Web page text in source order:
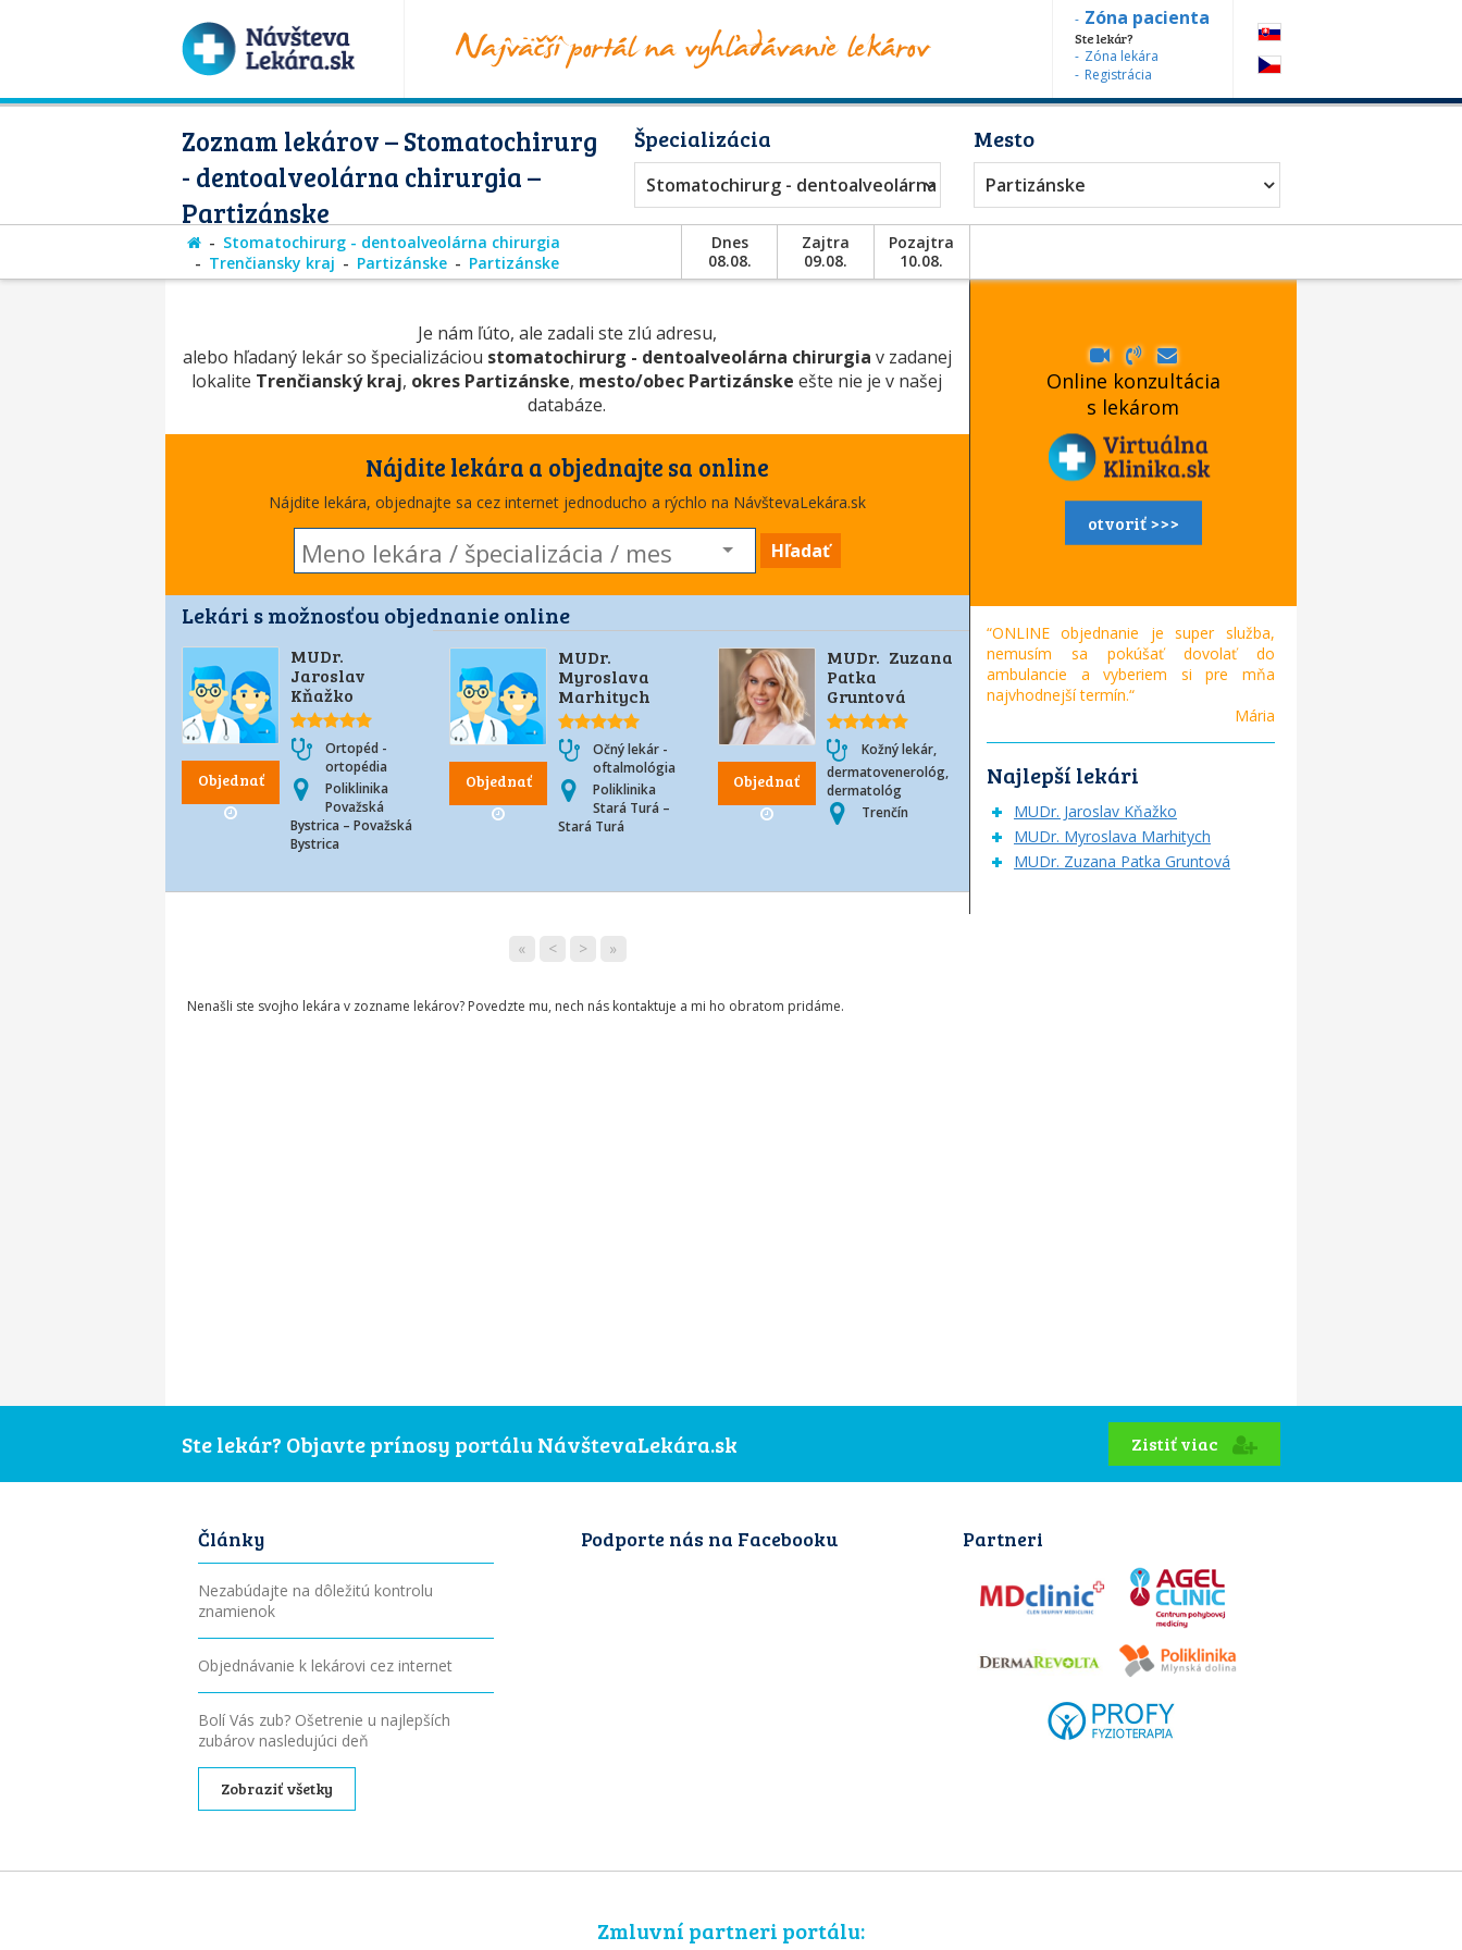
Zóna pacienta
Ste lekár?
Zóna lekára
Registrácia
Zoznam lekárov – Stomatochirurg
- dentoalveolárna chirurgia –
Partizánske
Špecializácia
Stomatochirurg - dentoalveolárna chirurgia
Mesto
Partizánske
Stomatochirurg - dentoalveolárna chirurgia
Trenčiansky kraj
Partizánske Partizánske
Dnes
08.08.
Zajtra
09.08.
Pozajtra
10.08.
Je nám ľúto, ale zadali ste zlú adresu,
alebo hľadaný lekár so špecializáciou stomatochirurg - dentoalveolárna chirurgia v zadanej
lokalite Trenčianský kraj, okres Partizánske, mesto/obec Partizánske ešte nie je v našej
databáze.
Nájdite lekára a objednajte sa online
Nájdite lekára, objednajte sa cez internet jednoducho a rýchlo na NávštevaLekára.sk
Hľadať
Lekári s možnosťou objednanie online
Objednať
MUDr.
Jaroslav
Kňažko
Ortopéd -
ortopédia
Poliklinika
Považská
Bystrica – Považská
Bystrica
Objednať
MUDr.
Myroslava
Marhitych
Očný lekár -
oftalmológia
Poliklinika
Stará Turá –
Stará Turá
Objednať
MUDr. Zuzana
Patka
Gruntová
Kožný lekár,
dermatovenerológ,
dermatológ
Trenčín
« < > »
Nenašli ste svojho lekára v zozname lekárov? Povedzte mu, nech nás kontaktuje a mi ho obratom pridáme.
Online konzultácia
s lekárom
otvoriť >>>
“ONLINE objednanie je super služba,
nemusím sa pokúšať dovolať do
ambulancie a vyberiem si pre mňa
najvhodnejší termín.“
Mária
Najlepší lekári
MUDr. Jaroslav Kňažko
MUDr. Myroslava Marhitych
MUDr. Zuzana Patka Gruntová
Ste lekár? Objavte prínosy portálu NávštevaLekára.sk Zistiť viac
Články
Nezabúdajte na dôležitú kontrolu
znamienok
Objednávanie k lekárovi cez internet
Bolí Vás zub? Ošetrenie u najlepších
zubárov nasledujúci deň
Zobraziť všetky
Podporte nás na Facebooku Partneri
Zmluvní partneri portálu: